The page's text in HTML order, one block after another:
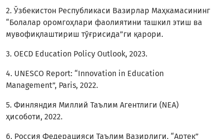
2. Ўзбекистон Республикаси Вазирлар Маҳкамасининг
“Болалар оромгоҳлари фаолиятини ташкил этиш ва
мувофиқлаштириш тўғрисида”ги қарори.
3. OECD Education Policy Outlook, 2023.
4. UNESCO Report: “Innovation in Education
Management”, Paris, 2022.
5. Финляндия Миллий Таълим Агентлиги (NEA)
ҳисоботи, 2022.
6. Россия Федерацияси Таълим Вазирлиги. “Артек”